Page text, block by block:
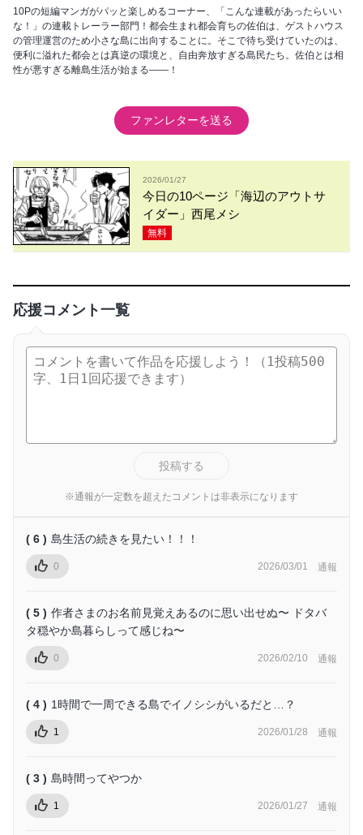
10Pの短編マンガがパッと楽しめるコーナー、「こんな連載があったらいい
な！」の連載トレーラー部門！都会生まれ都会育ちの佐伯は、ゲストハウス
の管理運営のため小さな島に出向することに。そこで待ち受けていたのは、
便利に溢れた都会とは真逆の環境と、自由奔放すぎる島民たち。佐伯とは相
性が悪すぎる離島生活が始まる――！
ファンレターを送る
2026/01/27
今日の10ページ「海辺のアウトサ
イダー」西尾メシ
無料
応援コメント一覧
投稿する
※通報が一定数を超えたコメントは非表示になります
( 6 ) 島生活の続きを見たい！！！
0 2026/03/01 通報
( 5 ) 作者さまのお名前見覚えあるのに思い出せぬ〜 ドタバ
タ穏やか島暮らしって感じね〜
0 2026/02/10 通報
( 4 ) 1時間で一周できる島でイノシシがいるだと…？
1 2026/01/28 通報
( 3 ) 島時間ってやつか
1 2026/01/27 通報